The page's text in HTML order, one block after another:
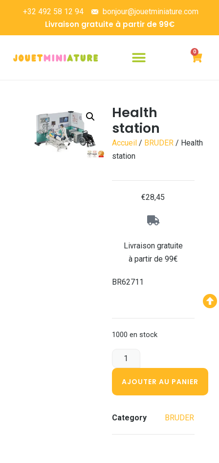
+32 492 58 12 94 bonjour@jouetminiature.com
Livraison gratuite à partir de 99€
0
Health
station
Accueil/ BRUDER/ Health
station
€28,45
Livraison gratuite
à partir de 99€
BR62711
1000 en stock
AJOUTER AU PANIER
Category BRUDER